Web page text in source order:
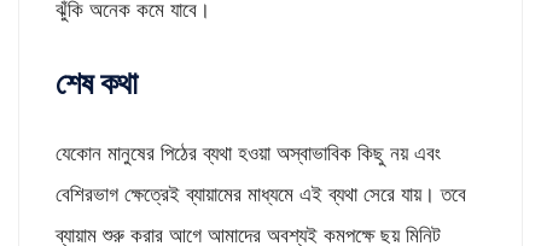
ঝুঁকি অনেক কমে যাবে।
শেষ কথা
যেকোন মানুষের পিঠের ব্যথা হওয়া অস্বাভাবিক কিছু নয় এবং
বেশিরভাগ ক্ষেত্রেই ব্যায়ামের মাধ্যমে এই ব্যথা সেরে যায়। তবে
ব্যায়াম শুরু করার আগে আমাদের অবশ্যই কমপক্ষে ছয় মিনিট